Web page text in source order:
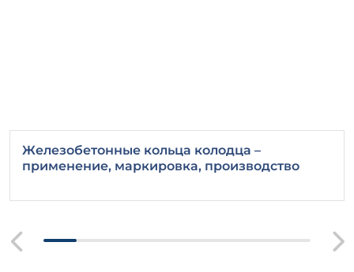
Железобетонные кольца колодца –
применение, маркировка, производство